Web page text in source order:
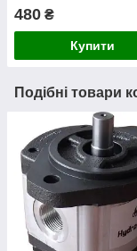
480 ₴
Купити
Подібні товари